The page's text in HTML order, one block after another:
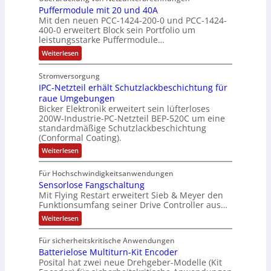
h
m
e
,
g
p
r
ä
g
t
d
u
r
c
h
d
a
s
A
u
s
e
u
m
V
o
r
s
n
d
d
e
s
V
D
M
A
E
l
e
t
r
i
s
e
b
e
s
ä
t
i
g
e
n
J
a
h
r
s
z
i
e
l
e
e
t
i
n
g
e
i
t
e
r
b
e
i
S
P
N
k
t
u
r
f
e
h
l
e
n
4
,
3
M
i
l
l
i
o
e
n
A
r
b
e
i
l
A
b
o
u
t
A
u
t
o
m
a
t
i
o
e
x
p
a
n
d
i
Puffermodule mit 20 und 40A
Mit den neuen PCC-1424-200-0 und PCC-1424-
400-0 erweitert Block sein Portfolio um
leistungsstarke Puffermodule…
Weiterlesen:
P
f
f
r
m
o
d
u
l
e
m
i
t
2
u
n
d
4
0
Stromversorgung
IPC-Netzteil erhält Schutzlackbeschichtung für
raue Umgebungen
Bicker Elektronik erweitert sein lüfterloses
200W-Industrie-PC-Netzteil BEP-520C um eine
standardmäßige Schutzlackbeschichtung
(Conformal Coating).
Weiterlesen:
I
C
-
N
e
t
z
t
i
l
e
r
Für Hochschwindigkeitsanwendungen
Sensorlose Fangschaltung
Mit Flying Restart erweitert Sieb & Meyer den
Funktionsumfang seiner Drive Controller aus…
Weiterlesen:
S
n
s
o
r
Für sicherheitskritische Anwendungen
Batterielose Multiturn-Kit Encoder
Posital hat zwei neue Drehgeber-Modelle (Kit